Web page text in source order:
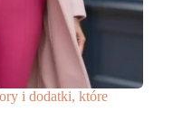
i dodatki, które